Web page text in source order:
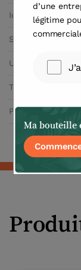
Identification de
Soupape
Unités par caisse
Taille de la caisse
Poids de la caisse
d’une
légitime
Ma bouteille